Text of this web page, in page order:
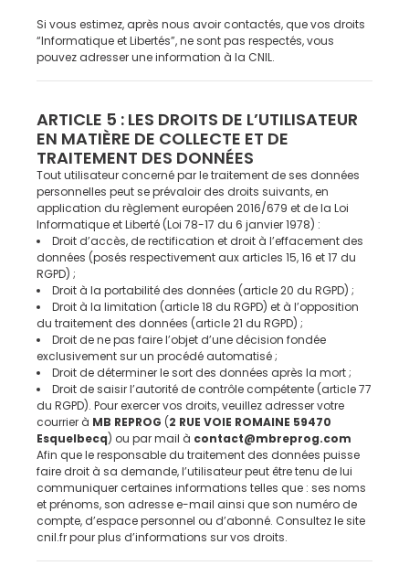
Si vous estimez, après nous avoir contactés, que vos droits
“Informatique et Libertés”, ne sont pas respectés, vous
pouvez adresser une information à la CNIL.
ARTICLE 5 : LES DROITS DE L’UTILISATEUR
EN MATIÈRE DE COLLECTE ET DE
TRAITEMENT DES DONNÉES
Tout utilisateur concerné par le traitement de ses données
personnelles peut se prévaloir des droits suivants, en
application du règlement européen 2016/679 et de la Loi
Informatique et Liberté (Loi 78-17 du 6 janvier 1978) :
Droit d’accès, de rectification et droit à l’effacement des
données (posés respectivement aux articles 15, 16 et 17 du
RGPD) ;
Droit à la portabilité des données (article 20 du RGPD) ;
Droit à la limitation (article 18 du RGPD) et à l’opposition
du traitement des données (article 21 du RGPD) ;
Droit de ne pas faire l’objet d’une décision fondée
exclusivement sur un procédé automatisé ;
Droit de déterminer le sort des données après la mort ;
Droit de saisir l’autorité de contrôle compétente (article 77
du RGPD). Pour exercer vos droits, veuillez adresser votre
courrier à MB REPROG (2 RUE VOIE ROMAINE 59470
Esquelbecq) ou par mail à contact@mbreprog.com
Afin que le responsable du traitement des données puisse
faire droit à sa demande, l’utilisateur peut être tenu de lui
communiquer certaines informations telles que : ses noms
et prénoms, son adresse e-mail ainsi que son numéro de
compte, d’espace personnel ou d’abonné. Consultez le site
cnil.fr pour plus d’informations sur vos droits.